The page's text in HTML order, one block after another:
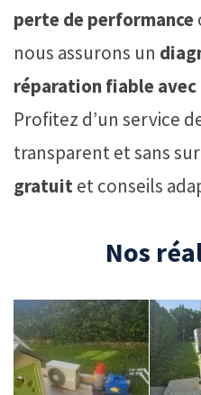
perte de performance
nous assurons un
réparation fiable avec
Profitez d’un service
transparent et sans
gratuitet conseils
Nos